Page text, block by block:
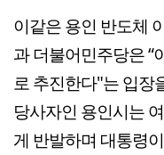
이같은 용인 반도체
과 더불어민주당은 “
로 추진한다"는 입장
당사자인 용인시는
게 반발하며 대통령